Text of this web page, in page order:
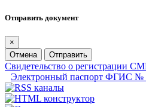
Отправить документ
×
Отмена
Отправить
Свидетельство о регистрации
Электронный паспорт ФГИС №